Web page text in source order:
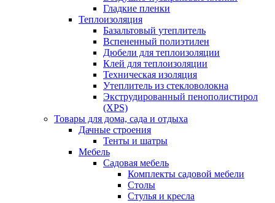
Гладкие пленки
Теплоизоляция
Базальтовый утеплитель
Вспененный полиэтилен
Дюбели для теплоизоляции
Клей для теплоизоляции
Техническая изоляция
Утеплитель из стекловолокна
Экструдированный пенополистирол
(XPS)
Товары для дома, сада и отдыха
Дачные строения
Тенты и шатры
Мебель
Садовая мебель
Комплекты садовой мебели
Столы
Стулья и кресла